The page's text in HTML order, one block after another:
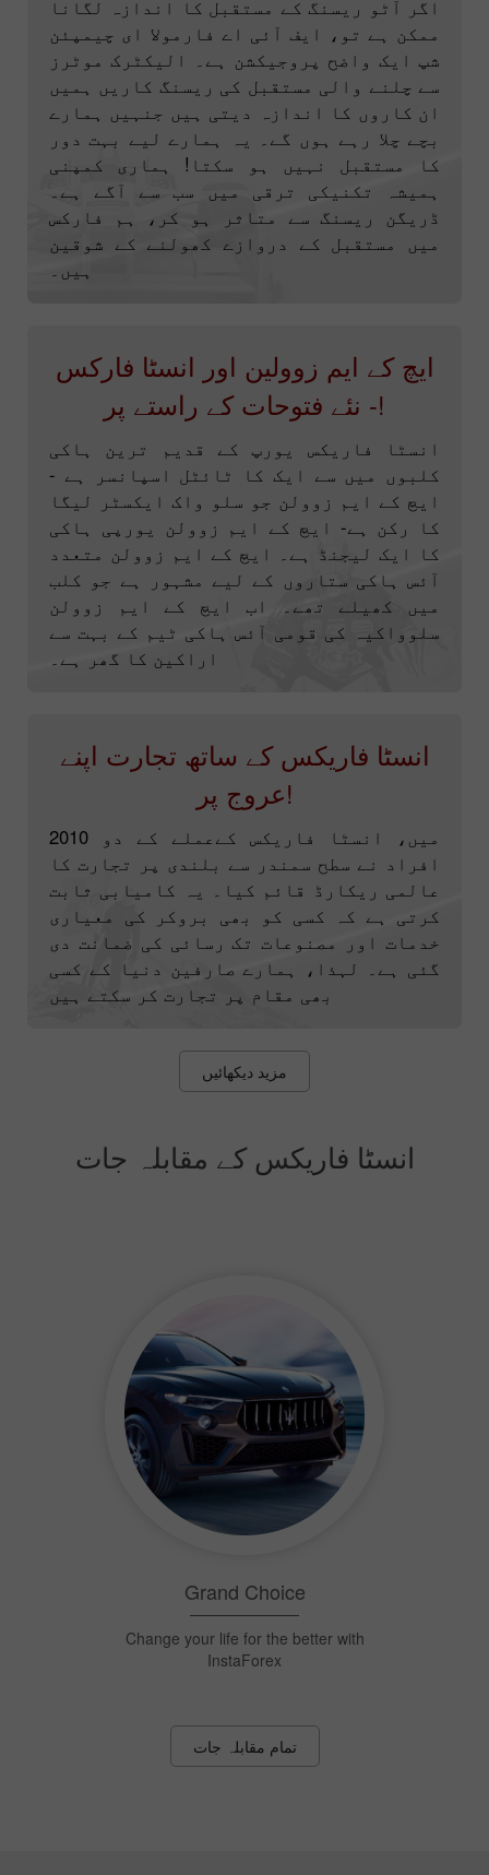
اگر آٹو ریسنگ کے مستقبل کا اندازہ لگانا
ممکن ہے تو، ایف آئی اے فارمولا ای چیمپئن
شپ ایک واضح پروجیکشن ہے۔ الیکٹرک موٹرز
سے چلنے والی مستقبل کی ریسنگ کاریں ہمیں
ان کاروں کا اندازہ دیتی ہیں جنہیں ہمارے
بچے چلا رہے ہوں گے۔ یہ ہمارے لیے بہت دور
کا مستقبل نہیں ہو سکتا! ہماری کمپنی
ہمیشہ تکنیکی ترقی میں سب سے آگے ہے۔
ڈریگن ریسنگ سے متاثر ہو کر، ہم فارکس
میں مستقبل کے دروازے کھولنے کے شوقین
ہیں۔
ایچ کے ایم زوولین اور انسٹا فارکس
- نئے فتوحات کے راستے پر!
انسٹا فاریکس یورپ کے قدیم ترین ہاکی
کلبوں میں سے ایک کا ٹائٹل اسپانسر ہے -
ایچ کے ایم زوولن جو سلو واک ایکسٹر لیگا
کا رکن ہے- ایچ کے ایم زوولن یورپی ہاکی
کا ایک لیجنڈ ہے۔ ایچ کے ایم زوولن متعدد
آئس ہاکی ستاروں کے لیے مشہور ہے جو کلب
میں کھیلے تھے۔ اب ایچ کے ایم زوولن
سلوواکیہ کی قومی آئس ہاکی ٹیم کے بہت سے
اراکین کا گھر ہے۔
انسٹا فاریکس کے ساتھ تجارت اپنے
عروج پر!
2010 میں، انسٹا فاریکس کےعملے کے دو
افراد نے سطح سمندر سے بلندی پر تجارت کا
عالمی ریکارڈ قائم کیا۔ یہ کامیابی ثابت
کرتی ہے کہ کسی کو بھی بروکر کی معیاری
خدمات اور مصنوعات تک رسائی کی ضمانت دی
گئی ہے۔ لہذا، ہمارے صارفین دنیا کے کسی
بھی مقام پر تجارت کر سکتے ہیں
مزید دیکھائیں
انسٹا فاریکس کے مقابلہ جات
انسٹا فاریکس سنائپر
ایک بُل کی آنکھ کو نشانہ بنائیں اور ہر
تمام مقابلہ جات